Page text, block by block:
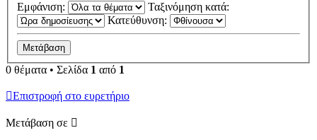
Εμφάνιση:
Ταξινόμηση κατά:
Κατεύθυνση:
0 θέματα • Σελίδα 1 από 1
Επιστροφή στο ευρετήριο
Μετάβαση σε